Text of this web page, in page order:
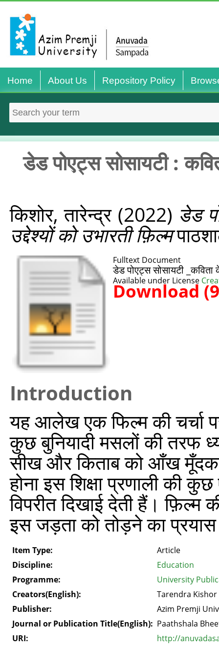
Home About Us Repository Policy
डेड पोएट्स सोसायटी :
किशोर, तारेन्द्र(2022) डेड
उद्देश्यों को उभारती फ़िल्म
Fulltext Document
डेड पोएट्स सोसायटी _कविता
Available under License
Download
Introduction
यह आलेख एक फिल्म की चर्चा
कुछ बुनियादी मसलों की तरफ
सीख और किताब को आँख मूँदकर
होना इस शिक्षा प्रणाली की
विपरीत दिखाई देती हैं। फ़िल्म
इस जड़ता को तोड़ने का
Item Type:
Article
Discipline:
Education
Programme:
University
Creators(English):
Tarendra Kishor
Publisher:
Azim Premji
Journal or Publication Title(English): Paathshala
URI:
http://